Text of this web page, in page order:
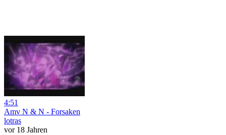
4:51
Amv N & N - Forsaken
lotras
vor 18 Jahren